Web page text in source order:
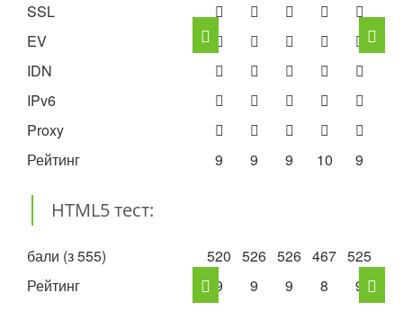
SSL
EV
IDN
IPv6
Proxy
Рейтинг
9 9 9 10 9
HTML5 тест:
бали (з 555)
Рейтинг
520
9
526
9
526
9
467
8
525
9